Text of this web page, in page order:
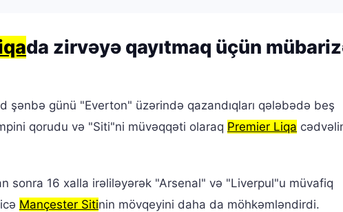
da zirvəyə qayıtmaq üçün
şənbə günü "Everton" üzərində qazandıqları qələbədə beş
qorudu və "Siti"ni müvəqqəti olaraq Premier Liqa
sonra 16 xalla irəliləyərək "Arsenal" və "Liverpul"u müvafiq
Mançester Sitinin mövqeyini daha da möhkəmləndirdi.